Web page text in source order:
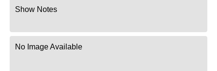
Show Notes
No Image Available